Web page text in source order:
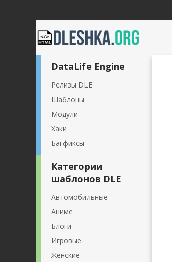
DataLife Engine
Релизы DLE
Шаблоны
Модули
Хаки
Багфиксы
Категории
шаблонов DLE
Автомобильные
Аниме
Блоги
Игровые
Женские